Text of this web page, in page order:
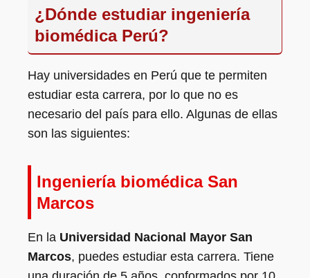
¿Dónde estudiar ingeniería
biomédica Perú?
Hay universidades en Perú que te permiten
estudiar esta carrera, por lo que no es
necesario del país para ello. Algunas de ellas
son las siguientes:
Ingeniería biomédica San
Marcos
En la Universidad Nacional Mayor San
Marcos, puedes estudiar esta carrera. Tiene